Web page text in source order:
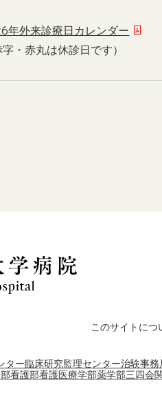
年外来診療日カレンダー
字・赤丸は休診日です）
このサイトにつ
ター臨床研究監理センター治験事務
看護部看護医療学部薬学部三四会